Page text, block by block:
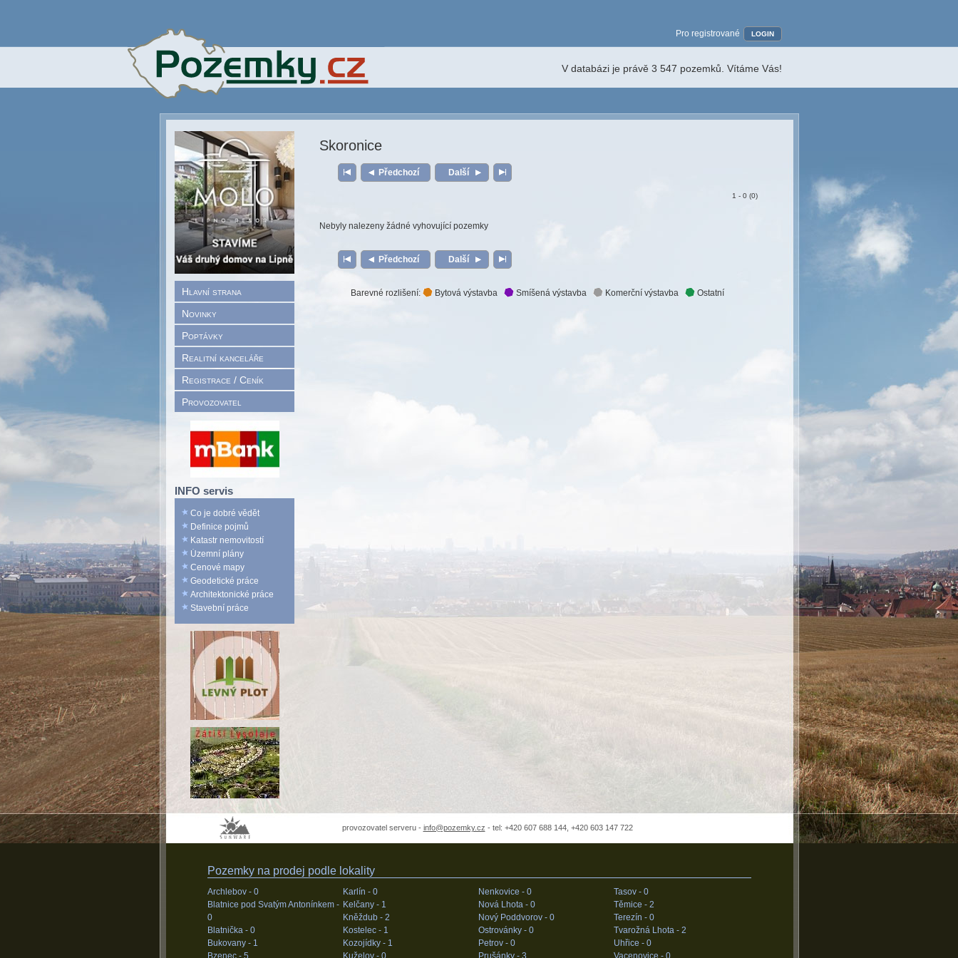
Hlavní strana
Novinky
Poptávky
Realitní kanceláře
Registrace / Ceník
Provozovatel
INFO servis
Co je dobré vědět
Definice pojmů
Katastr nemovitostí
Územní plány
Cenové mapy
Geodetické práce
Architektonické práce
Stavební práce
Pro registrované LOGIN
V databázi je právě 3 547 pozemků. Vítáme Vás!
Skoronice
Předchozí Další
1 - 0 (0)
Nebyly nalezeny žádné vyhovující pozemky
Předchozí Další
Barevné rozlišení: Bytová výstavba Smíšená výstavba Komerční výstavba Ostatní
provozovatel serveru - info@pozemky.cz - tel: +420 607 688 144, +420 603 147 722
Pozemky na prodej podle lokality
Archlebov - 0
Blatnice pod Svatým Antonínkem -
0
Blatnička - 0
Bukovany - 1
Bzenec - 5
Karlín - 0
Kelčany - 1
Kněždub - 2
Kostelec - 1
Kozojídky - 1
Kuželov - 0
Nenkovice - 0
Nová Lhota - 0
Nový Poddvorov - 0
Ostrovánky - 0
Petrov - 0
Prušánky - 3
Tasov - 0
Těmice - 2
Terezín - 0
Tvarožná Lhota - 2
Uhřice - 0
Vacenovice - 0